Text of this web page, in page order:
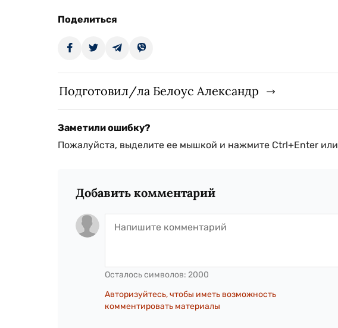
Поделиться
Подготовил/ла Белоус Александр
Заметили ошибку?
Пожалуйста, выделите ее мышкой и нажмите Ctrl+Enter или
Добавить комментарий
Осталось символов: 2000
Авторизуйтесь, чтобы иметь возможность
комментировать материалы